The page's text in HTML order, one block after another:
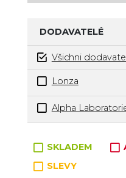
DODAVATELÉ
Všichni
Lonza
Alpha
Zboží v
SKLADEM
SLEVY